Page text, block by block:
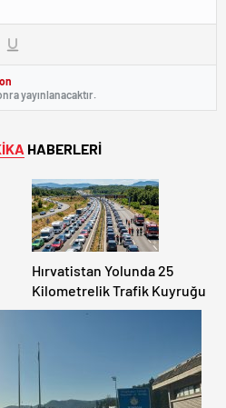
yayınlanacaktır.
HABERLERİ
Hırvatistan Yolunda 25
Kilometrelik Trafik Kuyruğu